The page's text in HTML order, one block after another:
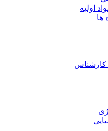
اولیه
ها
کارشناس